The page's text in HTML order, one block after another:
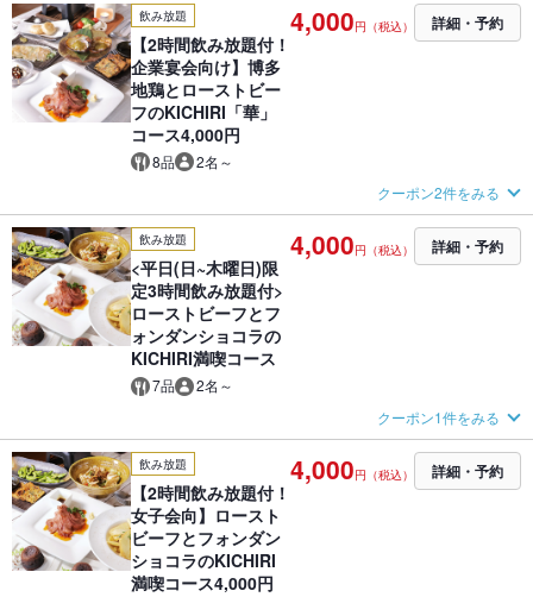
飲み放題
【2時間飲み放題付！
企業宴会向け】博多
地鶏とローストビー
フのKICHIRI「華」
コース4,000円
8品 2名～
4,000円（税込） 詳細・予約
クーポン2件をみる
飲み放題
<平日(日~木曜日)限
定3時間飲み放題付>
ローストビーフとフ
ォンダンショコラの
KICHIRI満喫コース
7品 2名～
4,000円（税込） 詳細・予約
クーポン1件をみる
飲み放題
【2時間飲み放題付！
女子会向】ロースト
ビーフとフォンダン
ショコラのKICHIRI
満喫コース4,000円
4,000円（税込） 詳細・予約